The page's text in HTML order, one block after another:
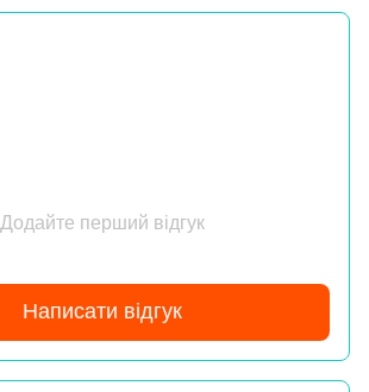
Додайте перший відгук
Написати відгук